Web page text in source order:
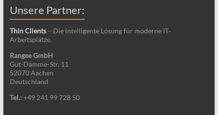
Unsere Partner:
Thin Clients – Die intelligente Lösung für moderne IT-
Arbeitsplätze.
Rangee GmbH
Gut-Dämme-Str. 11
52070 Aachen
Deutschland
Tel.: +49 241 99 728 50